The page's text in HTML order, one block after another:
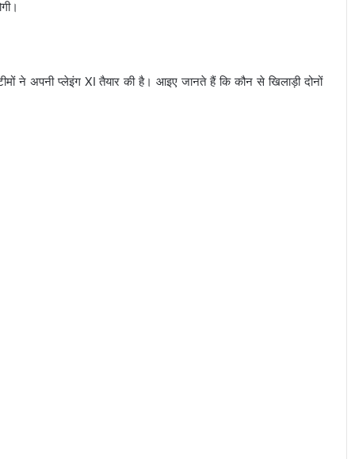
ने अपनी प्लेइंग XI तैयार की है। आइए जानते हैं कि कौन से खिलाड़ी दोनों